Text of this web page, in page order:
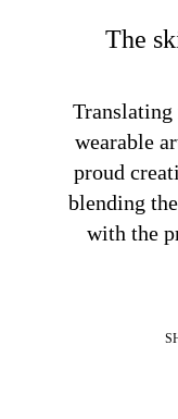
The
wearable
proud
blending
with the